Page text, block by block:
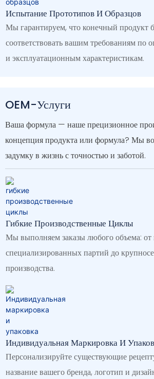
Испытание Прототипов И Образцов
Мы гарантируем, что конечный продукт
соответствовать вашим требованиям по
и эксплуатационным характеристикам.
OEM-Услуги
Ваша формула — наше прецизионное
концепция продукта или формула? Мы
задумку в жизнь с точностью и заботой.
Гибкие Производственные Циклы
Мы выполняем заказы любого объема:
специализированных партий до
производства.
Индивидуальная Маркировка И
Персонализируйте существующие
название вашего бренда, логотип и